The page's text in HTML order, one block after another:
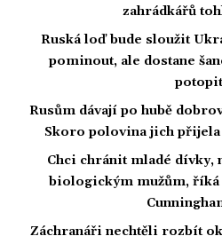
zahrádkářů
Ruská loď bude sloužit
pominout, ale dostane
potopit
Rusům dávají po hubě
Skoro polovina jich
Chci chránit mladé dívky,
biologickým mužům, říká
Záchranáři nechtěli rozbít